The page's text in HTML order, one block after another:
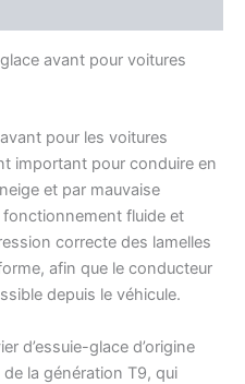
avant pour voitures
pour les voitures
important pour conduire en
et par mauvaise
fonctionnement fluide et
correcte des lamelles
afin que le conducteur
depuis le véhicule.
d’essuie-glace d’origine
la génération T9, qui